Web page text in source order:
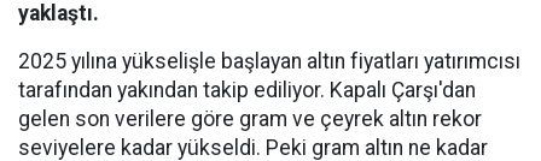
yaklaştı.
2025 yılına yükselişle başlayan altın fiyatları yatırımcısı
tarafından yakından takip ediliyor. Kapalı Çarşı'dan
gelen son verilere göre gram ve çeyrek altın rekor
seviyelere kadar yükseldi. Peki gram altın ne kadar